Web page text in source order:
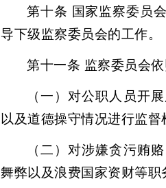
第十条 国家监察委员
导下级监察委员会的工作。
第十一条 监察委员会
（一）对公职人员开
以及道德操守情况进行监督
（二）对涉嫌贪污贿
舞弊以及浪费国家资财等职